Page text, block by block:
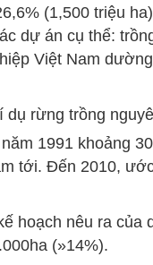
(1,500 triệu
dự án cụ thể:
Việt Nam
dụ rừng trồng
1991 khoảng
tới. Đến 2010,
hoạch nêu ra của
(»14%).